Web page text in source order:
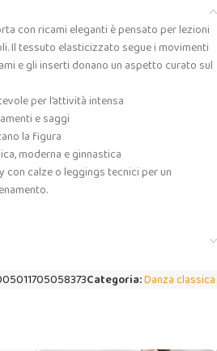
con ricami eleganti è pensato per lezioni
Il tessuto elasticizzato segue i movimenti
e gli inserti donano un aspetto curato sul
per l’attività intensa
e saggi
la figura
moderna e ginnastica
con calze o leggings tecnici per un
Categoria:Danza classica